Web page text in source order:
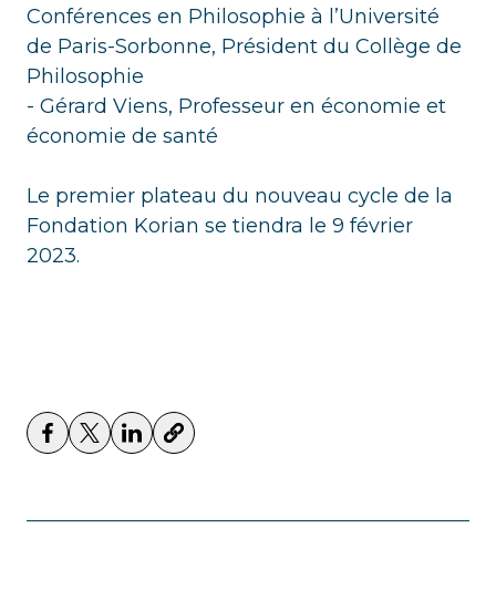
Conférences en Philosophie à l’Université
de Paris-Sorbonne, Président du Collège de
Philosophie
- Gérard Viens, Professeur en économie et
économie de santé
Le premier plateau du nouveau cycle de la
Fondation Korian se tiendra le 9 février
2023.